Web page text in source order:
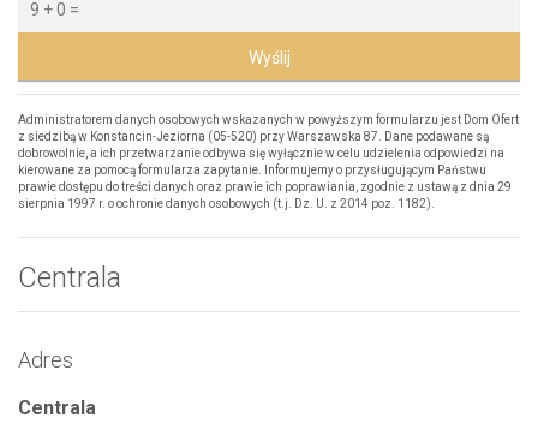
Wyślij
Administratorem danych osobowych wskazanych w powyższym formularzu jest Dom Ofert
z siedzibą w Konstancin-Jeziorna (05-520) przy Warszawska 87. Dane podawane są
dobrowolnie, a ich przetwarzanie odbywa się wyłącznie w celu udzielenia odpowiedzi na
kierowane za pomocą formularza zapytanie. Informujemy o przysługującym Państwu
prawie dostępu do treści danych oraz prawie ich poprawiania, zgodnie z ustawą z dnia 29
sierpnia 1997 r. o ochronie danych osobowych (t.j. Dz. U. z 2014 poz. 1182).
Centrala
Adres
Centrala